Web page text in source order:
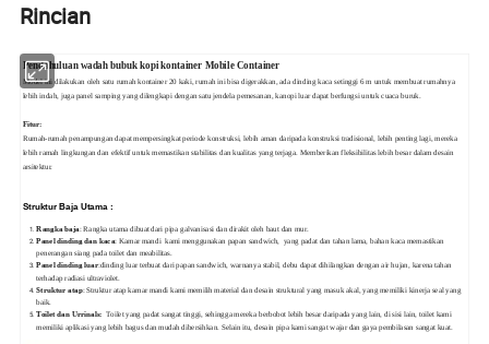
Rincian
Pendahuluan wadah bubuk kopi kontainer Mobile Container
Model ini dilakukan oleh satu rumah kontainer 20 kaki, rumah ini bisa digerakkan, ada dinding kaca setinggi 6 m untuk membuat rumahnya
lebih indah, juga panel samping yang dilengkapi dengan satu jendela pemesanan, kanopi luar dapat berfungsi untuk cuaca buruk.
Fitur:
Rumah-rumah penampungan dapat mempersingkat periode konstruksi, lebih aman daripada konstruksi tradisional, lebih penting lagi, mereka
lebih ramah lingkungan dan efektif untuk memastikan stabilitas dan kualitas yang terjaga. Memberikan fleksibilitas lebih besar dalam desain
arsitektur.
Struktur Baja Utama :
Rangka baja: Rangka utama dibuat dari pipa galvanisasi dan dirakit oleh baut dan mur.
Panel dinding dan kaca: Kamar mandi kami menggunakan papan sandwich, yang padat dan tahan lama, bahan kaca memastikan
penerangan siang pada toilet dan meabilitas.
Panel dinding luar:dinding luar terbuat dari papan sandwich, warnanya stabil, debu dapat dihilangkan dengan air hujan, karena tahan
terhadap radiasi ultraviolet.
Struktur atap: Struktur atap kamar mandi kami memilih material dan desain struktural yang masuk akal, yang memiliki kinerja seal yang
baik.
Toilet dan Urrinals: Toilet yang padat sangat tinggi, sehingga mereka berbobot lebih besar daripada yang lain, di sisi lain, toilet kami
memiliki aplikasi yang lebih bagus dan mudah dibersihkan. Selain itu, desain pipa kami sangat wajar dan gaya pembilasan sangat kuat.